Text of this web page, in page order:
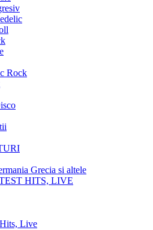
Rock
Grecia si altele
HITS, LIVE
Live